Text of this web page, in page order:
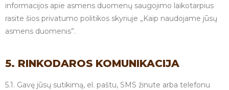
informacijos apie asmens duomenų saugojimo laikotarpius
rasite šios privatumo politikos skyriuje „Kaip naudojame jūsų
asmens duomenis”.
5. RINKODAROS KOMUNIKACIJA
5.1. Gavę jūsų sutikimą, el. paštu, SMS žinute arba telefonu